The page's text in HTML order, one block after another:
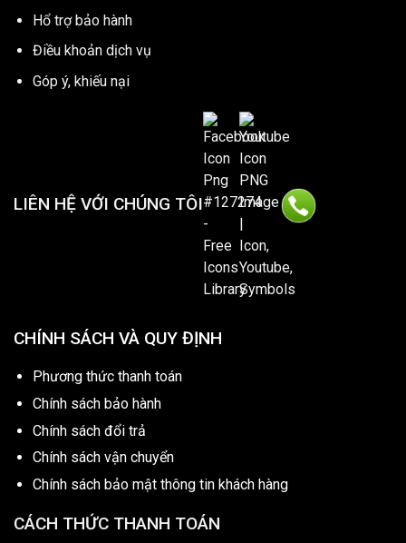
Hổ trợ bảo hành
Điều khoản dịch vụ
Góp ý, khiếu nại
LIÊN HỆ VỚI CHÚNG TÔI
CHÍNH SÁCH VÀ QUY ĐỊNH
Phương thức thanh toán
Chính sách bảo hành
Chính sách đổi trả
Chính sách vận chuyển
Chính sách bảo mật thông tin khách hàng
CÁCH THỨC THANH TOÁN